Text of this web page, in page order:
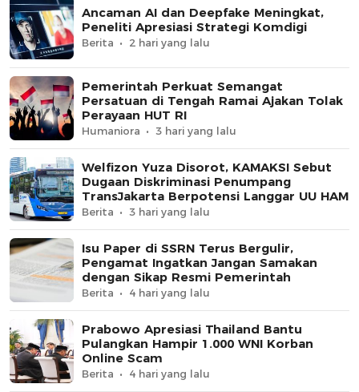
Ancaman AI dan Deepfake Meningkat,
Peneliti Apresiasi Strategi Komdigi
Berita 2 hari yang lalu
Pemerintah Perkuat Semangat
Persatuan di Tengah Ramai Ajakan Tolak
Perayaan HUT RI
Humaniora 3 hari yang lalu
Welfizon Yuza Disorot, KAMAKSI Sebut
Dugaan Diskriminasi Penumpang
TransJakarta Berpotensi Langgar UU HAM
Berita 3 hari yang lalu
Isu Paper di SSRN Terus Bergulir,
Pengamat Ingatkan Jangan Samakan
dengan Sikap Resmi Pemerintah
Berita 4 hari yang lalu
Prabowo Apresiasi Thailand Bantu
Pulangkan Hampir 1.000 WNI Korban
Online Scam
Berita 4 hari yang lalu